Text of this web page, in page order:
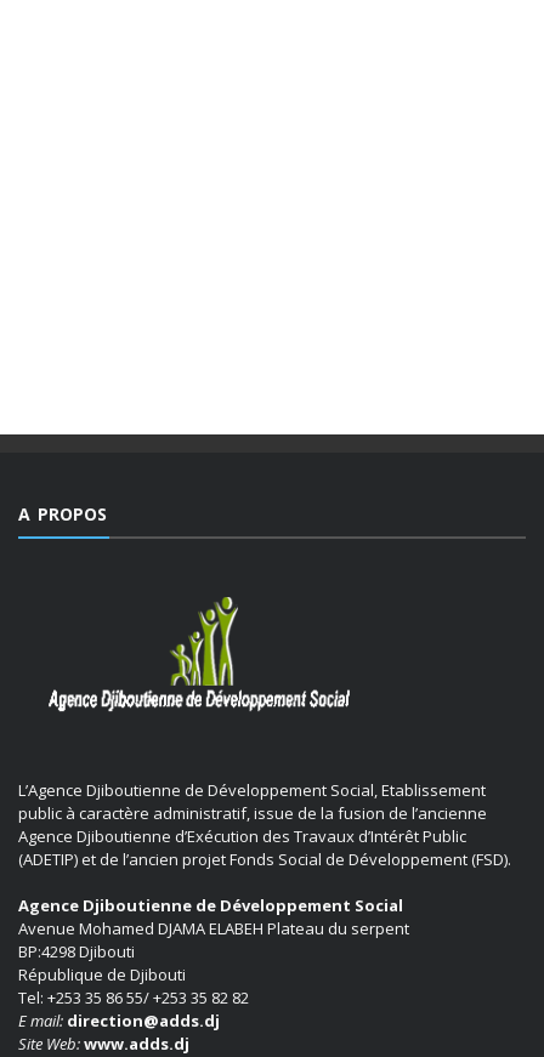
A PROPOS
L’Agence Djiboutienne de Développement Social, Etablissement
public à caractère administratif, issue de la fusion de l’ancienne
Agence Djiboutienne d’Exécution des Travaux d’Intérêt Public
(ADETIP) et de l’ancien projet Fonds Social de Développement (FSD).
Agence Djiboutienne de Développement Social
Avenue Mohamed DJAMA ELABEH Plateau du serpent
BP:4298 Djibouti
République de Djibouti
Tel: +253 35 86 55/ +253 35 82 82
E mail: direction@adds.dj
Site Web:www.adds.dj